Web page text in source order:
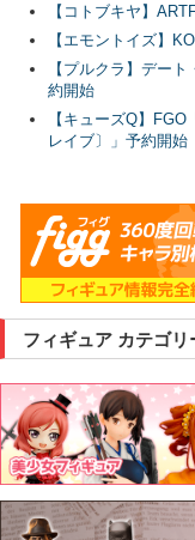
【コトブキヤ】
【エモントイズ】
【プルクラ】デー
約開始
【キューズQ】
レイブ〕」予約開始
フィギュア カテゴリ